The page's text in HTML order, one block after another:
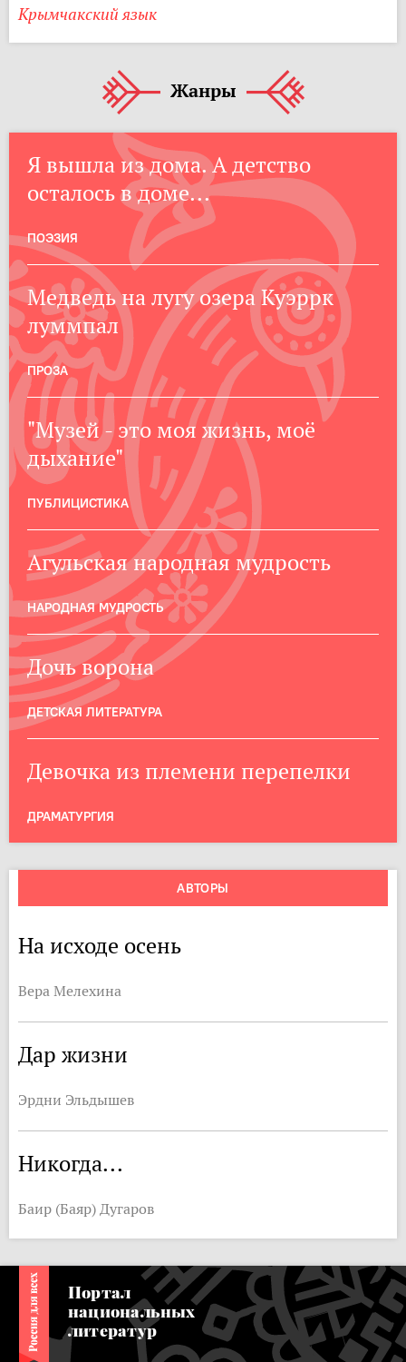
Крымчакский язык
Жанры
Я вышла из дома. А детство
осталось в доме...
ПОЭЗИЯ
Медведь на лугу озера Куэррк
луммпал
ПРОЗА
"Музей - это моя жизнь, моё
дыхание"
ПУБЛИЦИСТИКА
Агульская народная мудрость
НАРОДНАЯ МУДРОСТЬ
Дочь ворона
ДЕТСКАЯ ЛИТЕРАТУРА
Девочка из племени перепелки
ДРАМАТУРГИЯ
АВТОРЫ
На исходе осень
Вера Мелехина
Дар жизни
Эрдни Эльдышев
Никогда...
Баир (Баяр) Дугаров
Портал
национальных
литератур